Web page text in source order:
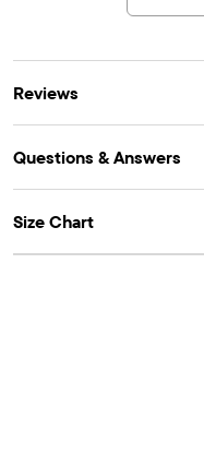
Article #: 3050270_01
Reviews
Questions & Answers
Size Chart